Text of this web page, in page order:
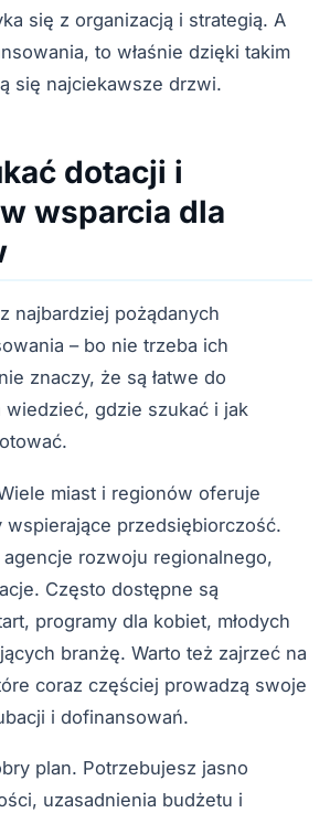
się z organizacją i strategią. A
to właśnie dzięki takim
się najciekawsze drzwi.
dotacji i
wsparcia dla
najbardziej pożądanych
– bo nie trzeba ich
znaczy, że są łatwe do
wiedzieć, gdzie szukać i jak
miast i regionów oferuje
wspierające przedsiębiorczość.
rozwoju regionalnego,
Często dostępne są
programy dla kobiet, młodych
branżę. Warto też zajrzeć na
coraz częściej prowadzą swoje
i dofinansowań.
plan. Potrzebujesz jasno
uzasadnienia budżetu i